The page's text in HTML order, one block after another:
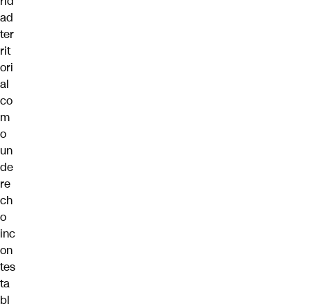
ad
ter
rit
ori
al
co
m
o
un
de
re
ch
o
inc
on
tes
ta
bl